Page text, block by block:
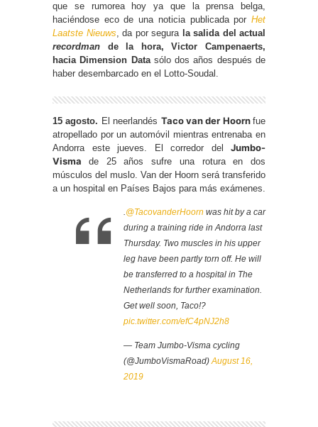
que se rumorea hoy ya que la prensa belga,
haciéndose eco de una noticia publicada por Het
Laatste Nieuws, da por segura la salida del actual
recordman de la hora, Victor Campenaerts,
hacia Dimension Datasólo dos años después de
haber desembarcado en el Lotto-Soudal.
15 agosto. El neerlandés Taco van der Hoorn fue
atropellado por un automóvil mientras entrenaba en
Andorra este jueves. El corredor del Jumbo-
Visma de 25 años sufre una rotura en dos
músculos del muslo. Van der Hoorn será transferido
a un hospital en Países Bajos para más exámenes.
.@TacovanderHoorn was hit by a car
during a training ride in Andorra last
Thursday. Two muscles in his upper
leg have been partly torn off. He will
be transferred to a hospital in The
Netherlands for further examination.
Get well soon, Taco!?
pic.twitter.com/efC4pNJ2h8
— Team Jumbo-Visma cycling
(@JumboVismaRoad)August 16,
2019